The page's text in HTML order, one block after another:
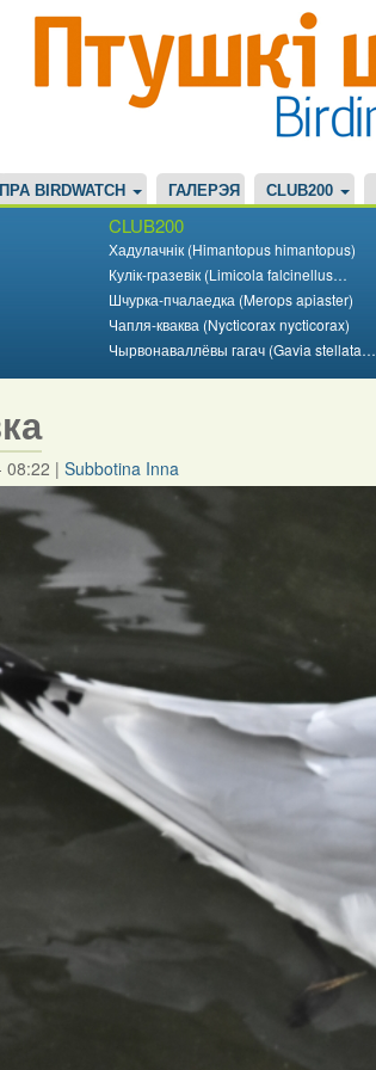
ПРА BIRDWATCH ГАЛЕРЭЯ CLUB200
CLUB200
Хадулачнік (Himantopus himantopus)
Кулік-гразевік (Limicola falcinellus…
Шчурка-пчалаедка (Merops apiaster)
Чапля-кваква (Nycticorax nycticorax)
Чырвонаваллёвы гагач (Gavia stellata…
08:22 |Subbotina Inna